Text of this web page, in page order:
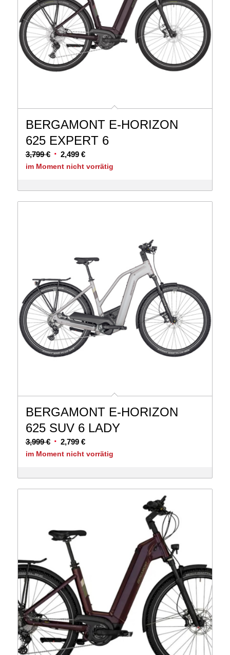
BERGAMONT E-HORIZON
625 EXPERT 6
3,799€ Ursprünglicher
Preis
3,799 €
2,499 €Aktueller
Preis
2,499 €.
im Moment nicht vorrätig
BERGAMONT E-HORIZON
625 SUV 6 LADY
3,999€ Ursprünglicher
Preis
3,999 €
2,799 €Aktueller
Preis
2,799 €.
im Moment nicht vorrätig